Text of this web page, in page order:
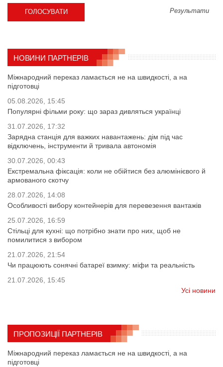
Результати
НОВИНИ ПАРТНЕРІВ
Міжнародний переказ ламається не на швидкості, а на
підготовці
05.08.2026, 15:45
Популярні фільми року: що зараз дивляться українці
31.07.2026, 17:32
Зарядна станція для важких навантажень: дім під час
відключень, інструменти й тривала автономія
30.07.2026, 00:43
Екстремальна фіксація: коли не обійтися без алюмінієвого й
армованого скотчу
28.07.2026, 14:08
Особливості вибору контейнерів для перевезення вантажів
25.07.2026, 16:59
Стільці для кухні: що потрібно знати про них, щоб не
помилитися з вибором
21.07.2026, 21:54
Чи працюють сонячні батареї взимку: міфи та реальність
21.07.2026, 15:45
Усі новини
ПРОПОЗИЦІЇ ПАРТНЕРІВ
Міжнародний переказ ламається не на швидкості, а на
підготовці